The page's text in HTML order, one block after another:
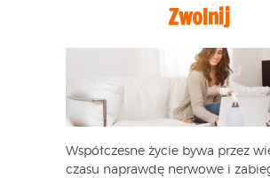
Zwolnij
Współczesne życie bywa przez
czasu naprawdę nerwowe i